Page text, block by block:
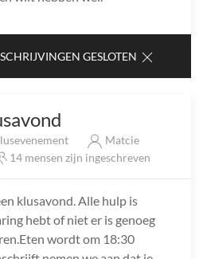
GESLOTEN
Matcie
14 mensen zijn ingeschreven
klusavond. Alle hulp is
hebt of niet er is genoeg
wordt om 18:30